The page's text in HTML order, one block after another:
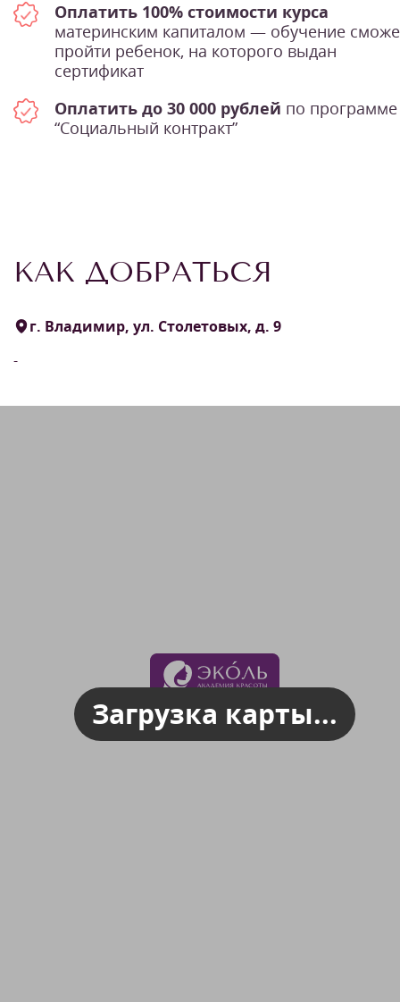
Оплатить 100% стоимости курса
материнским капиталом — обучение
пройти ребенок, на которого выдан
сертификат
Оплатить до 30 000 рублей по программе
“Социальный контракт”
КАК ДОБРАТЬСЯ
г. Владимир, ул. Столетовых, д. 9
-
Загрузка карты...